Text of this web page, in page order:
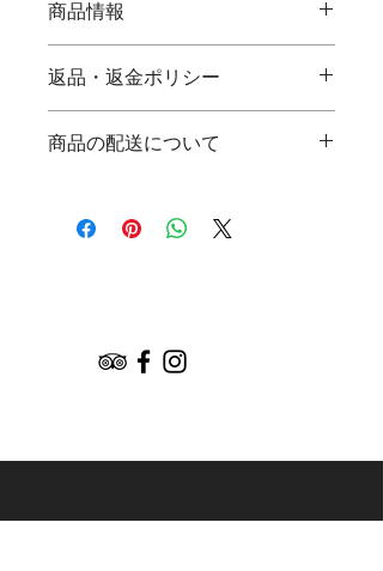
商品情報
ズ、素材、取扱説明に加え、商品の特
徴やおすすめのポイントなどを説明し
ましょう。
返品・返金ポリシー
商品にご満足いただけなかった場合の
で、お客様の信頼を獲得し、安心して
商品の配送について
ど、商品の配送に関する情報を入力し
てください。配送情報を明確にするこ